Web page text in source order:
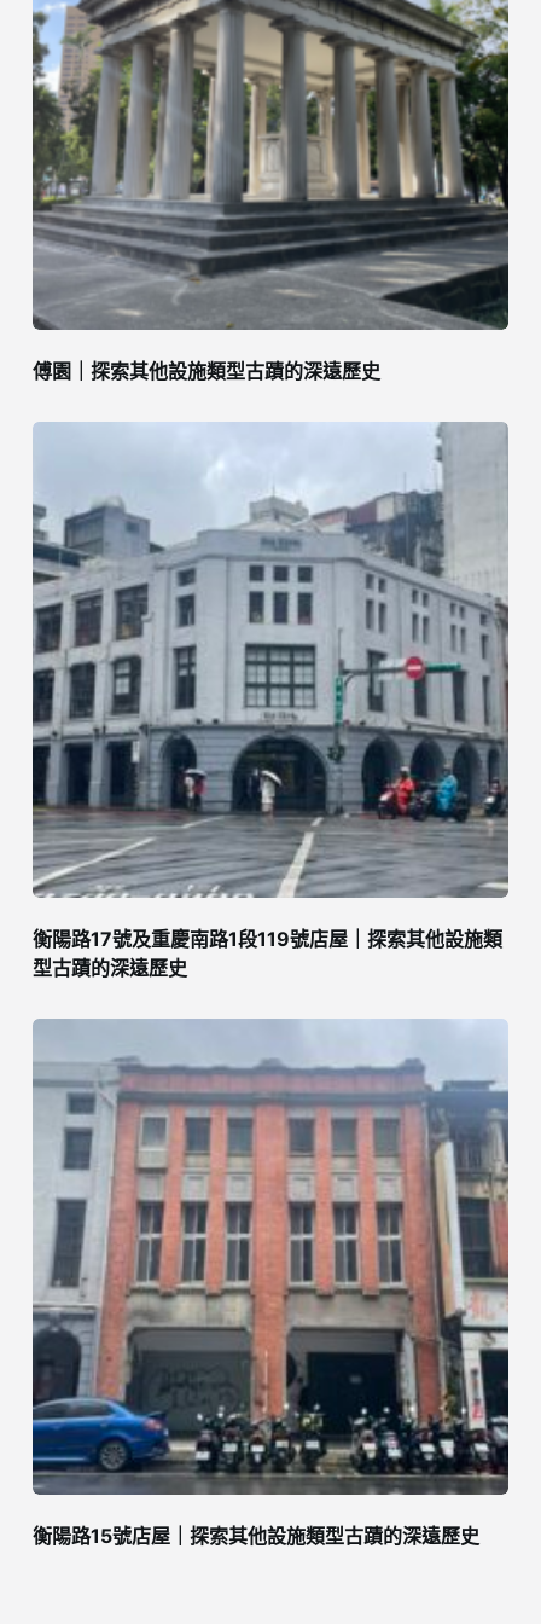
傅園｜探索其他設施類型古蹟的深遠歷史
衡陽路17號及重慶南路1段119號店屋｜探索其他設施類
型古蹟的深遠歷史
衡陽路15號店屋｜探索其他設施類型古蹟的深遠歷史